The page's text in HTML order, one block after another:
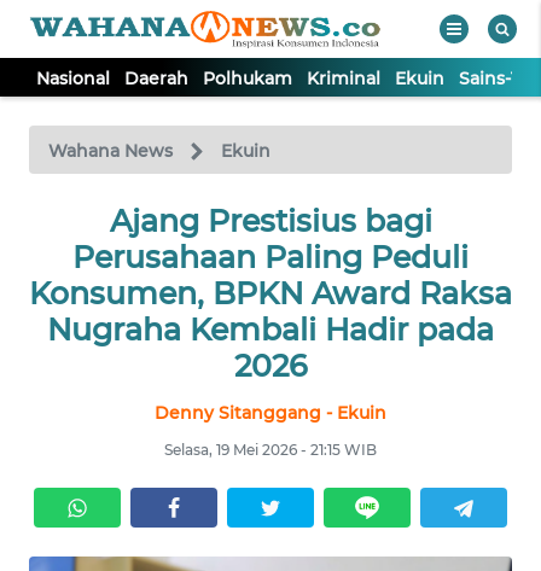
Nasional Daerah Polhukam Kriminal Ekuin Sains-
Wahana News Ekuin
Ajang Prestisius bagi
Perusahaan Paling Peduli
Konsumen, BPKN Award Raksa
Nugraha Kembali Hadir pada
2026
Denny Sitanggang - Ekuin
Selasa, 19 Mei 2026 - 21:15 WIB
TV
Tutup
NASIONAL
DAERAH
POLHUKAM
EKUIN
SAINS-TEKNO